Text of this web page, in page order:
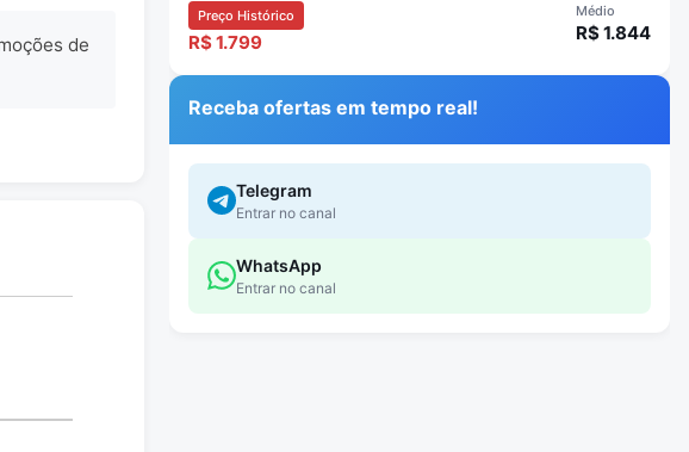
de
Preço Histórico
R$ 1.799
Médio
R$ 1.844
Receba ofertas em tempo real!
Telegram
Entrar no canal
WhatsApp
Entrar no canal